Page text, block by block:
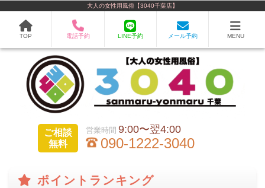
大人の女性用風俗【3040千葉店】
TOP 電話予約 LINE予約 メール予約 MENU
ご相談
無料
9:00〜翌4:00
090-1222-3040
ポイントランキング